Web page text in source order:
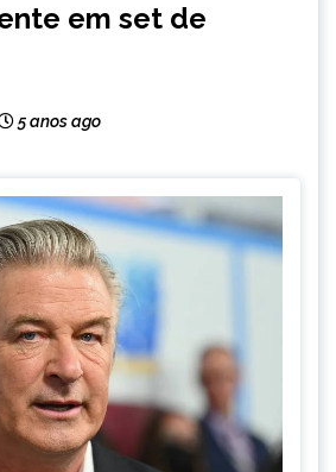
em set de
5 anos ago